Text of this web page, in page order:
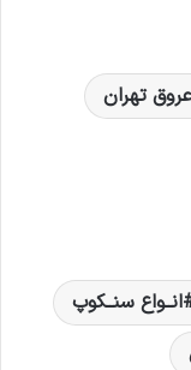
تهران
انــواع سنــکوپ